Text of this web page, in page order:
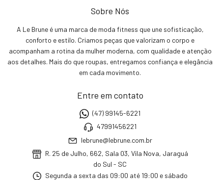
Sobre Nós
A Le Brune é uma marca de moda fitness que une sofisticação,
conforto e estilo. Criamos peças que valorizam o corpo e
acompanham a rotina da mulher moderna, com qualidade e atenção
aos detalhes. Mais do que roupas, entregamos confiança e elegância
em cada movimento.
Entre em contato
(47) 99145-6221
47991456221
lebrune@lebrune.com.br
R. 25 de Julho, 662, Sala 03, Vila Nova, Jaraguá
do Sul - SC
Segunda a sexta das 09:00 até 19:00 e sábado